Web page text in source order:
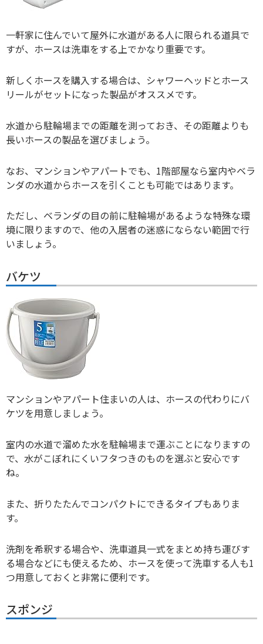
一軒家に住んでいて屋外に水道がある人に限られる道具で
すが、ホースは洗車をする上でかなり重要です。
新しくホースを購入する場合は、シャワーヘッドとホース
リールがセットになった製品がオススメです。
水道から駐輪場までの距離を測っておき、その距離よりも
長いホースの製品を選びましょう。
なお、マンションやアパートでも、1階部屋なら室内やベラ
ンダの水道からホースを引くことも可能ではあります。
ただし、ベランダの目の前に駐輪場があるような特殊な環
境に限りますので、他の入居者の迷惑にならない範囲で行
いましょう。
バケツ
マンションやアパート住まいの人は、ホースの代わりにバ
ケツを用意しましょう。
室内の水道で溜めた水を駐輪場まで運ぶことになりますの
で、水がこぼれにくいフタつきのものを選ぶと安心です
ね。
また、折りたたんでコンパクトにできるタイプもありま
す。
洗剤を希釈する場合や、洗車道具一式をまとめ持ち運びす
る場合などにも使えるため、ホースを使って洗車する人も1
つ用意しておくと非常に便利です。
スポンジ